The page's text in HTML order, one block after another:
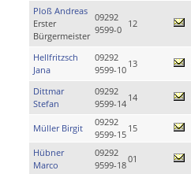
Ploß Andreas
Erster
Bürgermeister
09292
9599-0
12
Hellfritzsch
Jana
09292
9599-10
13
Dittmar
Stefan
09292
9599-14
14
Müller Birgit
09292
9599-15
15
Hübner
Marco
09292
9599-18
01